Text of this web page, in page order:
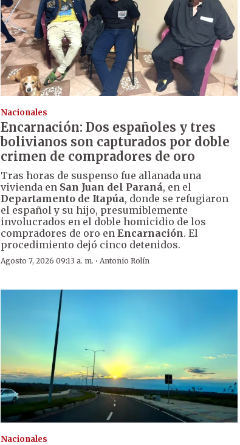
Nacionales
Encarnación: Dos españoles y tres
bolivianos son capturados por doble
crimen de compradores de oro
Tras horas de suspenso fue allanada una
vivienda en San Juan del Paraná, en el
Departamento de Itapúa, donde se refugiaron
el español y su hijo, presumiblemente
involucrados en el doble homicidio de los
compradores de oro enEncarnación. El
procedimiento dejó cinco detenidos.
Agosto 7, 2026 09:13 a. m. ·Antonio Rolín
Nacionales